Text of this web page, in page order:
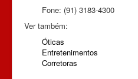
Fone: (91) 3183-4300
Ver também:
Óticas
Entretenimentos
Corretoras